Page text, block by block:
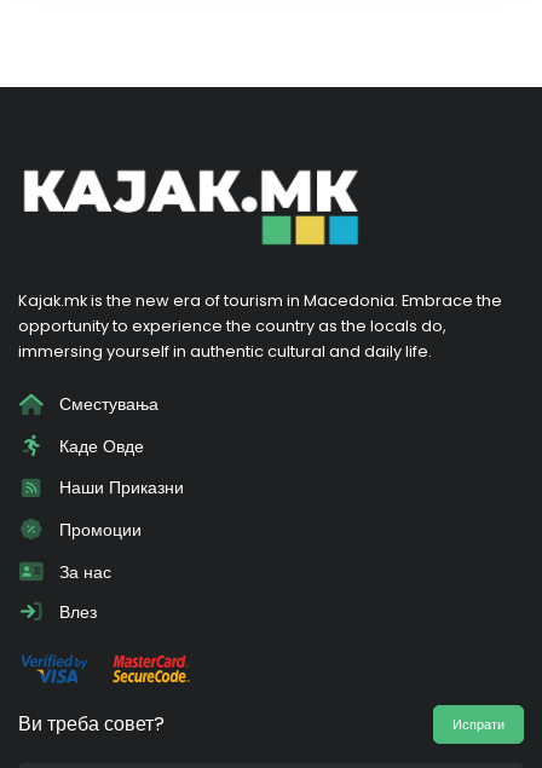
Kajak.mk is the new era of tourism in Macedonia. Embrace the
opportunity to experience the country as the locals do,
immersing yourself in authentic cultural and daily life.
Сместувања
Каде Овде
Наши Приказни
Промоции
За нас
Влез
Ви треба совет? Испрати